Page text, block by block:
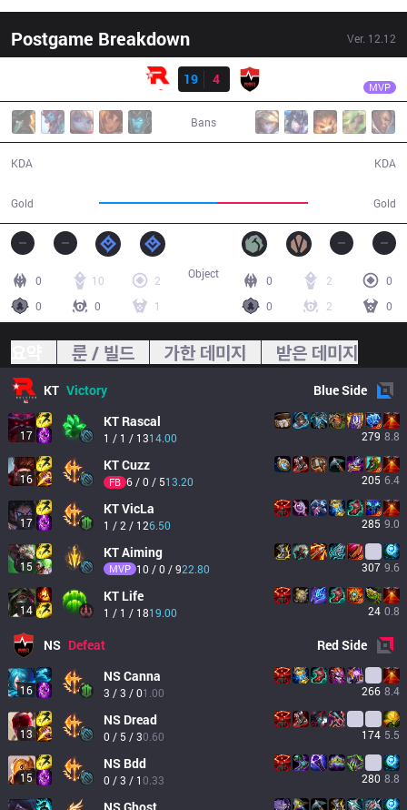
Postgame Breakdown Ver. 12.12
19
4 MVP
Bans
KDA
Gold Gold
KDA
0 10
2
0
0 1
0 2
0
0
2 0
Object
룬 / 빌드 가한 데미지 받은 데미지
KT Victory BlueSide
17
KT Rascal
1 / 1 / 1314.00 279 8.8
16
KTCuzz
FB 6 / 0 / 513.20 205 6.4
17
KTVicLa
1 / 2 / 126.50 285 9.0
15
KTAiming
MVP 10 / 0 / 922.80 307 9.6
14
KT Life
1 / 1 / 1819.00 24 0.8
NS Defeat RedSide
16
NSCanna
3 / 3 / 01.00 266 8.4
13
NS Dread
0 / 5 / 30.60 174 5.5
15
NS Bdd
0 / 3 / 10.33 280 8.8